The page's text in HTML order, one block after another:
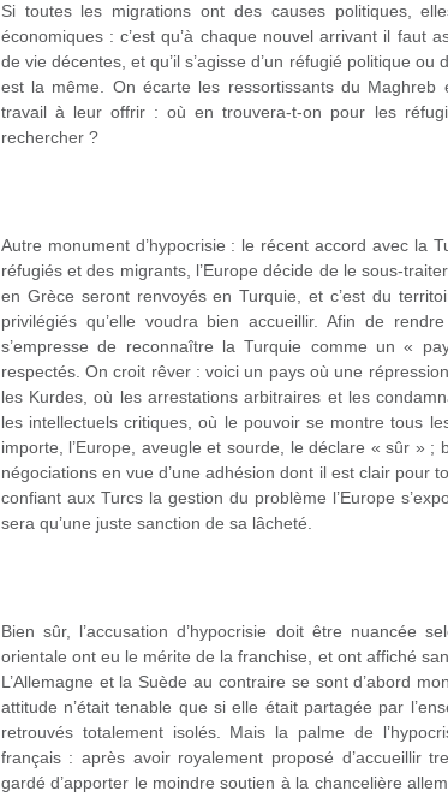
Si toutes les migrations ont des causes politiques,
économiques : c’est qu’à chaque nouvel arrivant il faut
de vie décentes, et qu’il s’agisse d’un réfugié politique ou
est la même. On écarte les ressortissants du Maghreb
travail à leur offrir : où en trouvera-t-on pour les
rechercher ?
Autre monument d’hypocrisie : le récent accord avec la
réfugiés et des migrants, l’Europe décide de le sous-
en Grèce seront renvoyés en Turquie, et c’est du
privilégiés qu’elle voudra bien accueillir. Afin de
s’empresse de reconnaître la Turquie comme un «
respectés. On croit rêver : voici un pays où une
les Kurdes, où les arrestations arbitraires et les
les intellectuels critiques, où le pouvoir se montre tous
importe, l’Europe, aveugle et sourde, le déclare « sûr »
négociations en vue d’une adhésion dont il est clair pour
confiant aux Turcs la gestion du problème l’Europe
sera qu’une juste sanction de sa lâcheté.
Bien sûr, l’accusation d’hypocrisie doit être nuancée
orientale ont eu le mérite de la franchise, et ont affiché
L’Allemagne et la Suède au contraire se sont d’abord
attitude n’était tenable que si elle était partagée par
retrouvés totalement isolés. Mais la palme de
français : après avoir royalement proposé d’accueillir
gardé d’apporter le moindre soutien à la chancelière